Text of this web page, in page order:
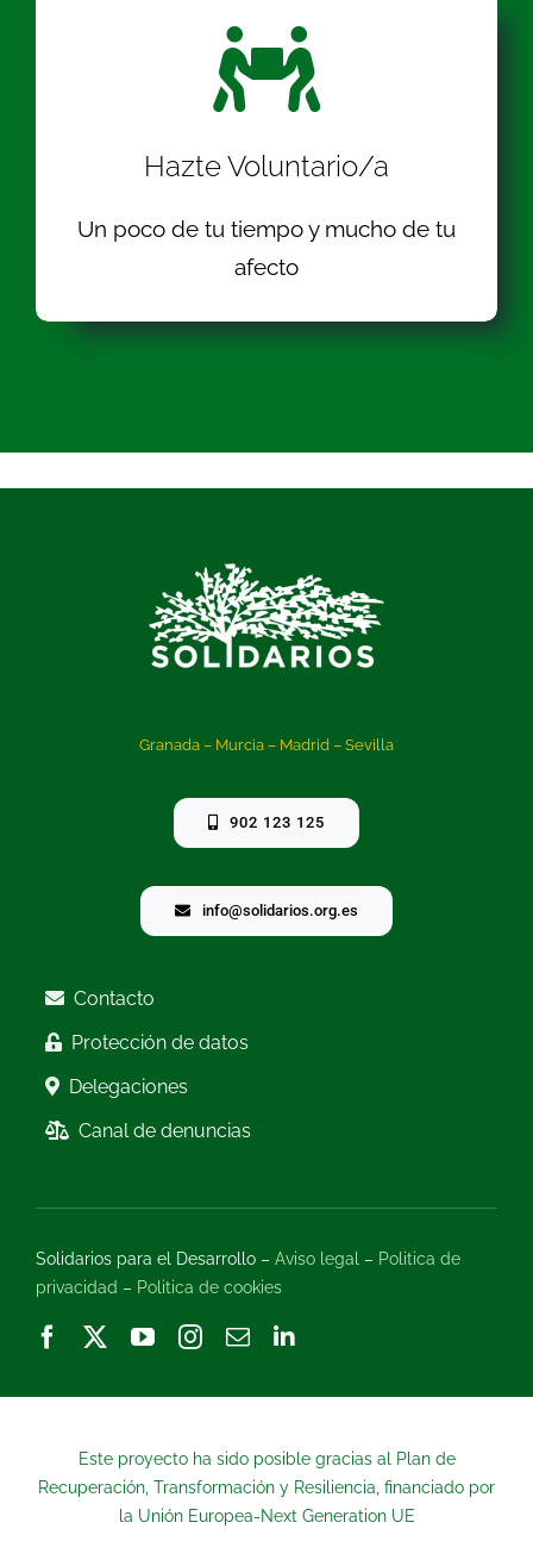
Hazte Voluntario/a
Un poco de tu tiempo y mucho de tu
afecto
Granada – Murcia – Madrid – Sevilla
902 123 125
info@solidarios.org.es
Contacto
Protección de datos
Delegaciones
Canal de denuncias
Solidarios para el Desarrollo – Aviso legal – Politica de
privacidad – Politica de cookies
Este proyecto ha sido posible gracias al Plan de
Recuperación, Transformación y Resiliencia, financiado por
la Unión Europea-Next Generation UE